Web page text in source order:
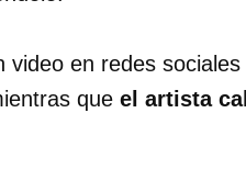
en redes
que el artista